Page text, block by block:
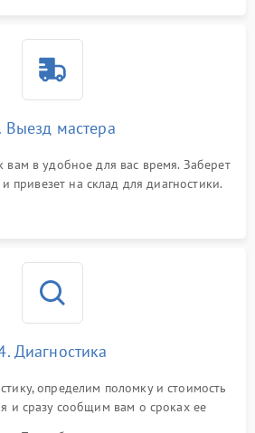
Выезд мастера
вам в удобное для вас время. Заберет
привезет на склад для диагностики.
Диагностика
определим поломку и стоимость
и сразу сообщим вам о сроках ее